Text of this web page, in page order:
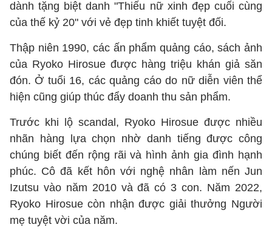
dành tặng biệt danh "Thiếu nữ xinh đẹp cuối cùng
của thế kỷ 20" với vẻ đẹp tinh khiết tuyệt đối.
Thập niên 1990, các ấn phẩm quảng cáo, sách ảnh
của Ryoko Hirosue được hàng triệu khán giả săn
đón. Ở tuổi 16, các quảng cáo do nữ diễn viên thể
hiện cũng giúp thúc đẩy doanh thu sản phẩm.
Trước khi lộ scandal, Ryoko Hirosue được nhiều
nhãn hàng lựa chọn nhờ danh tiếng được công
chúng biết đến rộng rãi và hình ảnh gia đình hạnh
phúc. Cô đã kết hôn với nghệ nhân làm nến Jun
Izutsu vào năm 2010 và đã có 3 con. Năm 2022,
Ryoko Hirosue còn nhận được giải thưởng Người
mẹ tuyệt vời của năm.